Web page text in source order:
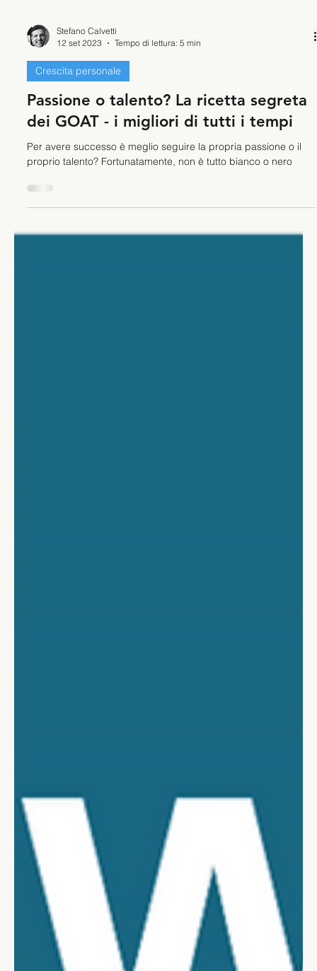
Stefano Calvetti
12 set 2023
Tempo di lettura: 5 min
Passione o talento? La ricetta segreta
dei GOAT - i migliori di tutti i tempi
Per avere successo è meglio seguire la propria passione o il